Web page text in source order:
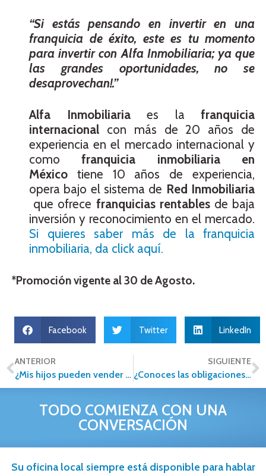
“Si estás pensando en invertir en una
franquicia de éxito, este es tu momento
para invertir con Alfa Inmobiliaria; ya que
las grandes oportunidades, no se
desaprovechan!.”
Alfa Inmobiliariaes la franquicia
internacional con más de 20 años de
experiencia en el mercado internacional y
comofranquicia inmobiliaria en
México tiene 10 años de experiencia,
opera bajo el sistema de Red Inmobiliaria
que ofrece franquicias rentablesde baja
inversión y reconocimiento en el mercado.
Si quieres saber más de la franquicia
inmobiliaria, da click aquí.
*Promoción vigente al 30 de Agosto.
Facebook Twitter LinkedIn
ANTERIOR
¿Mis hijos pueden vender mi casa si mi esposo muere?
SIGUIENTE
¿Conoces las obligaciones del notario?
TODO COMIENZA CON UNA
CONVERSACIÓN
Su oficina local siempre está disponible para hablar